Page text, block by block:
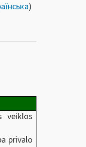
)
veiklos
privalo